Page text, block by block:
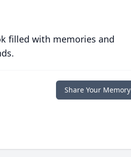
filled with memories and
Share Your Memory